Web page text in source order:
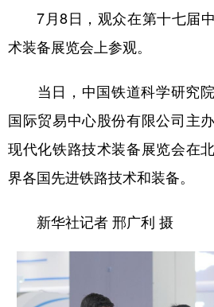
English Español
7月8日，观众在第十七届
术装备展览会上参观。
当日，中国铁道科学研究院
国际贸易中心股份有限公司主
现代化铁路技术装备展览会在
界各国先进铁路技术和装备。
新华社记者 邢广利 摄